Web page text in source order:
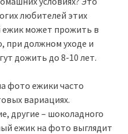
любителей этих
может прожить в
при должном уходе и
дожить до 8-10 лет.
фото ежики часто
вариациях.
другие – шоколадного
ежик на фото выглядит